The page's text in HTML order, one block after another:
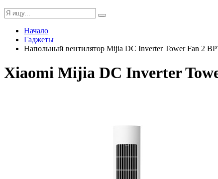
Начало
Гаджеты
Напольный вентилятор Mijia DC Inverter Tower Fan 2
Xiaomi Mijia DC Inverter